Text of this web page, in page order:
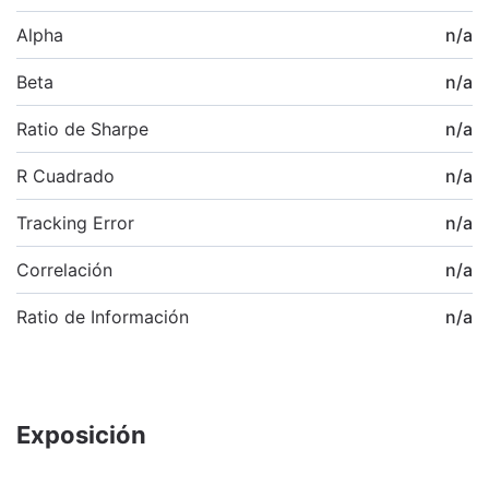
Alpha n/a
Beta n/a
Ratio de Sharpe n/a
R Cuadrado n/a
Tracking Error n/a
Correlación n/a
Ratio de Información n/a
Exposición